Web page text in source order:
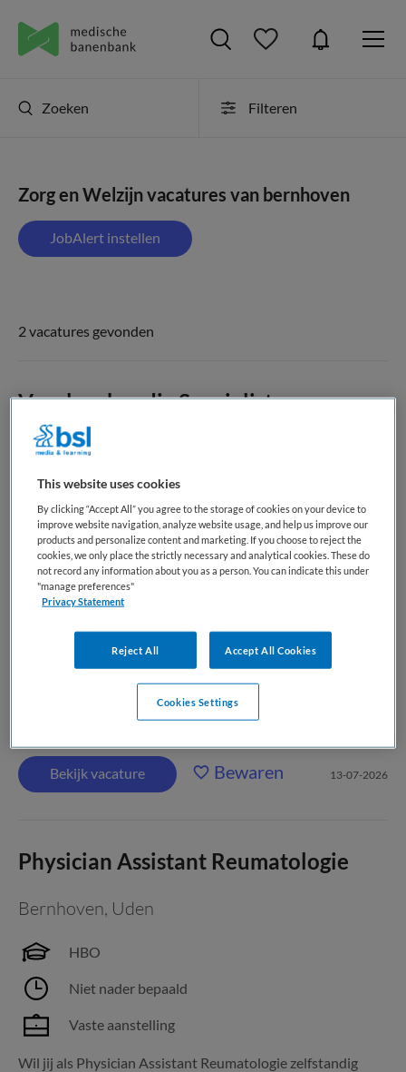
Zoeken Filteren
Zorg en Welzijn vacatures van bernhoven
JobAlert instellen
2 vacatures gevonden
Verpleegkundig Specialist
Reumatologie
Bernhoven,Uden
HBO
Niet nader bepaald
Vaste aanstelling
Ben jij verpleegkundig specialist en wil je jouw expertise
inzetten binnen de reumatologie? Zet jij je met liefde in voor
de beste zorg en voel je je thuis in een specialistische
omgeving? Dan maken we graag kennis met jou! Wat ga je
doen? Als verpleegkundig specialist...
Bekijk vacature Bewaren 13-07-2026
Physician Assistant Reumatologie
Bernhoven, Uden
HBO
Niet nader bepaald
Vaste aanstelling
Wil jij als Physician Assistant Reumatologie zelfstandig
This website uses cookies
By clicking “Accept All” you agree to the storage of cookies on your device to
improve website navigation, analyze website usage, and help us improve our
products and personalize content and marketing. If you choose to reject the
cookies, we only place the strictly necessary and analytical cookies. These do
not record any information about you as a person. You can indicate this under
"manage preferences"
Privacy Statement
Reject All Accept All Cookies
Cookies Settings